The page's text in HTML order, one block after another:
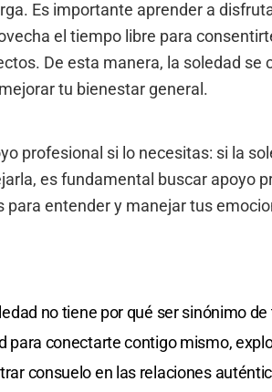
Es importante aprender a
el tiempo libre para
De esta manera, la soledad
tu bienestar general.
profesional si lo necesitas: si la
es fundamental buscar apoyo
para entender y manejar tus
no tiene por qué ser sinónimo
para conectarte contigo mismo,
consuelo en las relaciones